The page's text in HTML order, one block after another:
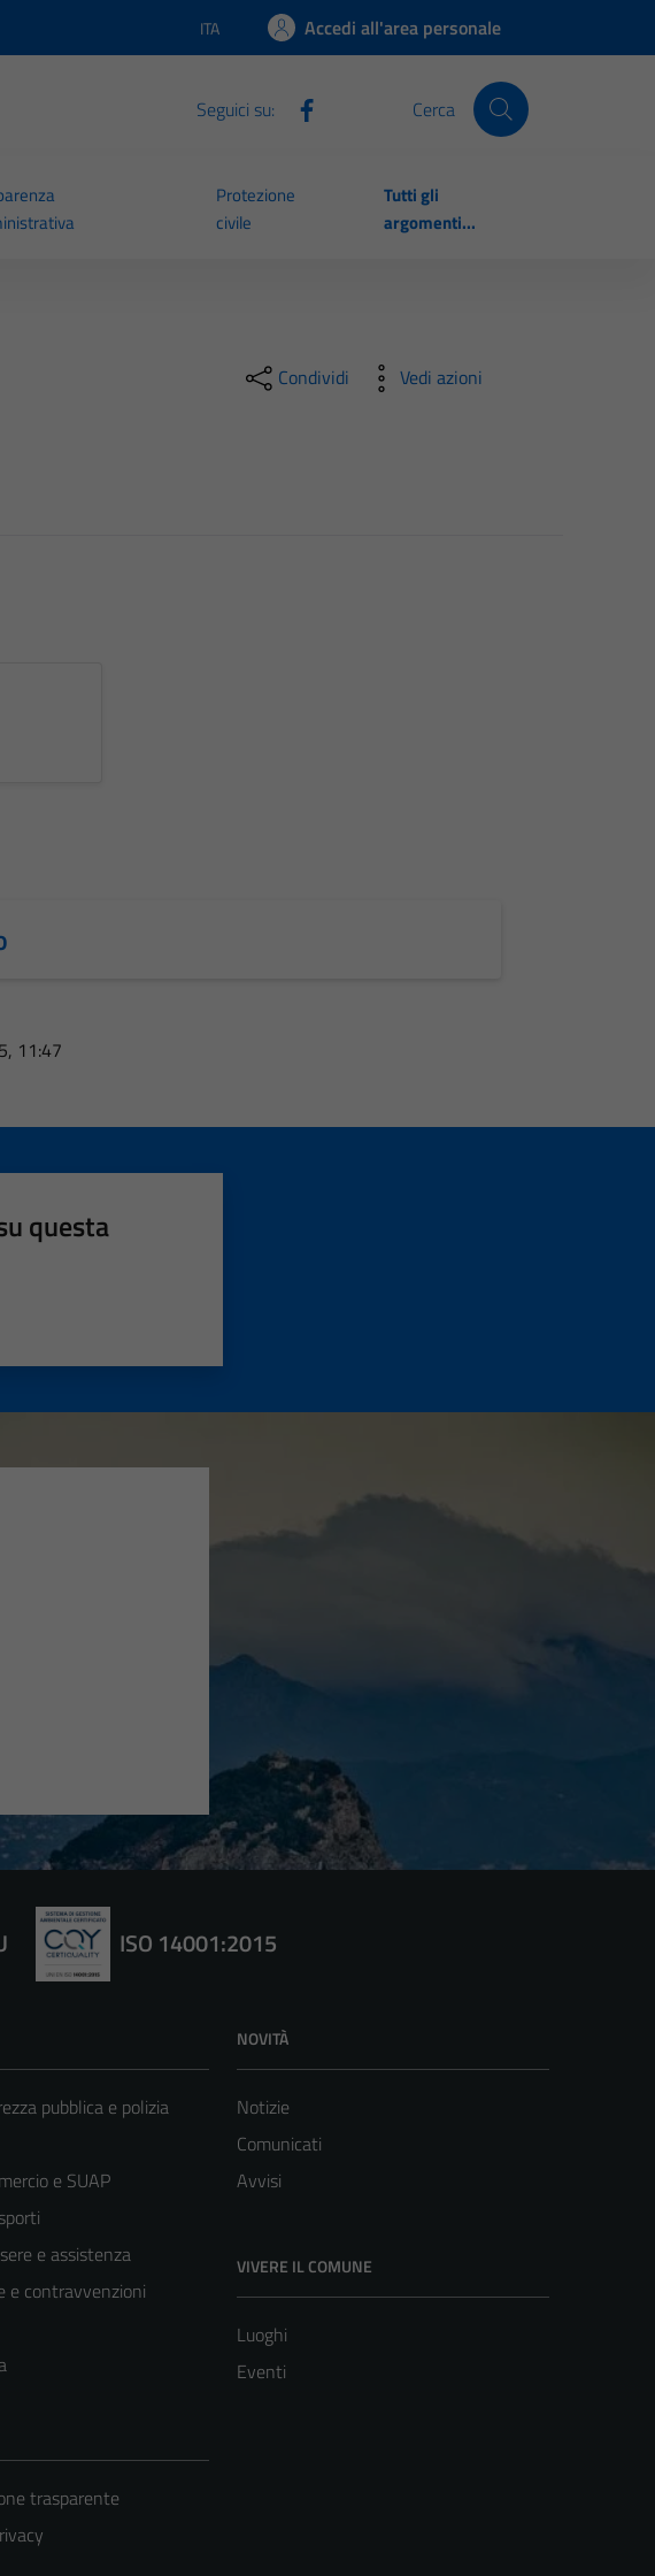
Lingua attiva:
ITA Accedi all'area personale
Seguici su: Cerca
Protezione
civile
Tutti gli
argomenti...
Condividi Vedi azioni
11:47
questa
ISO 14001:2015
pubblica e polizia
e SUAP
e assistenza
e contravvenzioni
NOVITÀ
Notizie
Comunicati
Avvisi
VIVERE IL COMUNE
Luoghi
Eventi
trasparente